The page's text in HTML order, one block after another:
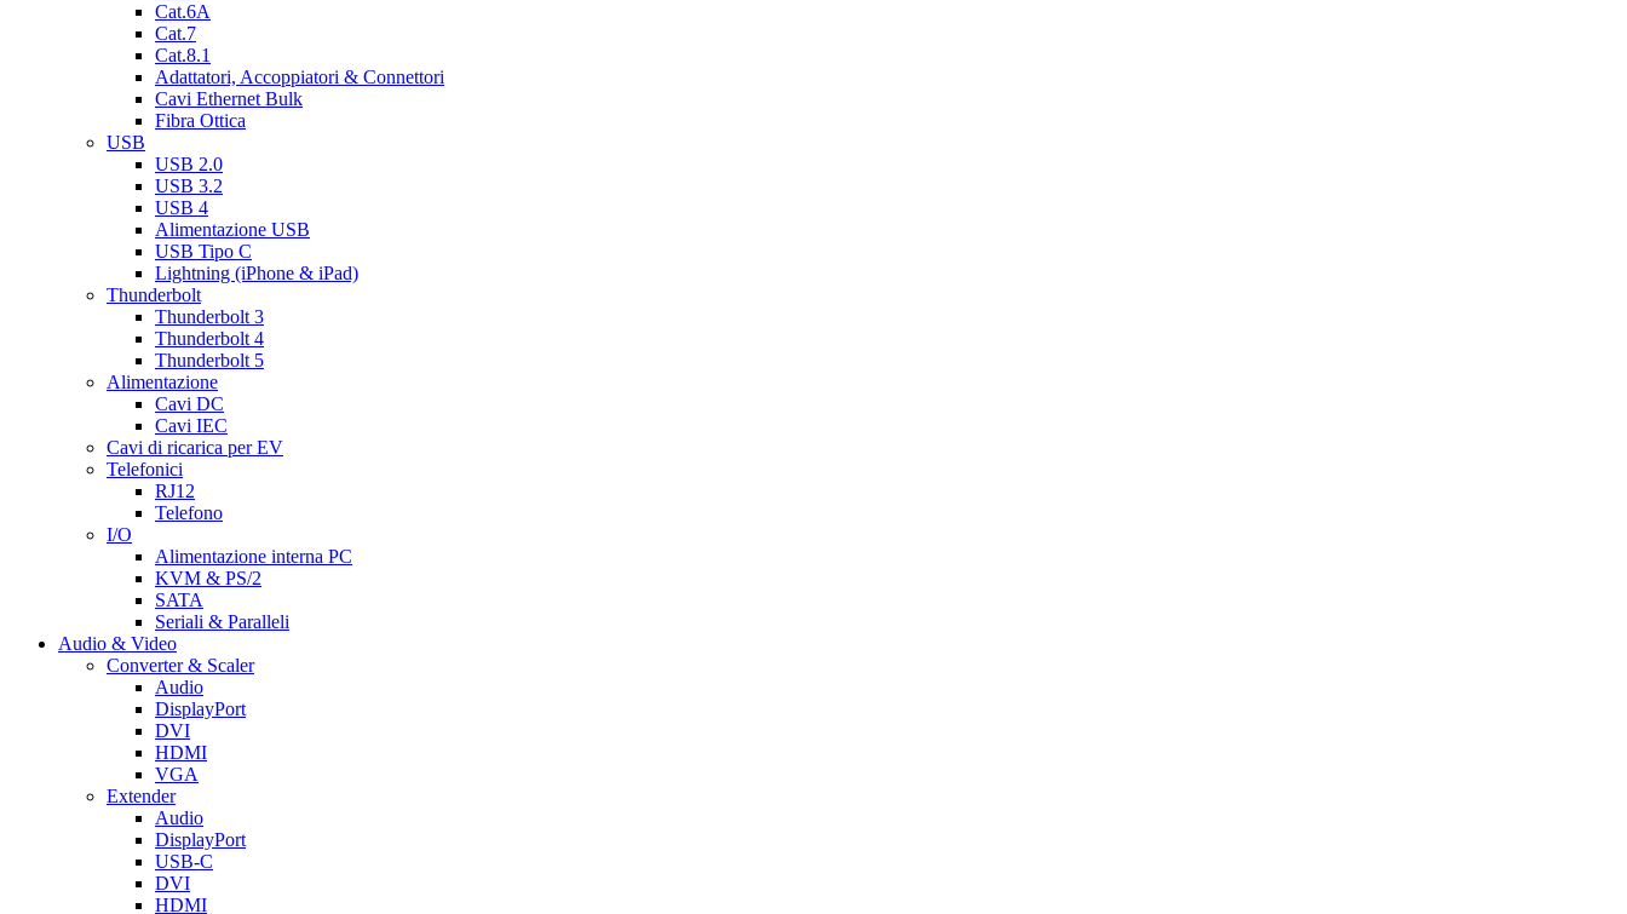
Cat.6A
Cat.7
Cat.8.1
Adattatori, Accoppiatori & Connettori
Cavi Ethernet Bulk
Fibra Ottica
USB
USB 2.0
USB 3.2
USB 4
Alimentazione USB
USB Tipo C
Lightning (iPhone & iPad)
Thunderbolt
Thunderbolt 3
Thunderbolt 4
Thunderbolt 5
Alimentazione
Cavi DC
Cavi IEC
Cavi di ricarica per EV
Telefonici
RJ12
Telefono
I/O
Alimentazione interna PC
KVM & PS/2
SATA
Seriali & Paralleli
Audio & Video
Converter & Scaler
Audio
DisplayPort
DVI
HDMI
VGA
Extender
Audio
DisplayPort
USB-C
DVI
HDMI